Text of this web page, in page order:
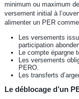
minimum ou maximum
versement initial à
alimenter un PER
Les versements
participation
Le compte épargne
Les versements
PERO.
Les transferts
Le déblocage d’un